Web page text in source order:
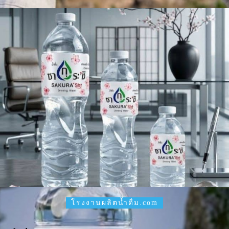
โรงงานผลิตน้ำดื่ม.com